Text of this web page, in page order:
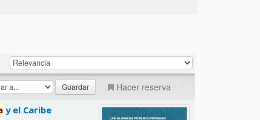
Hacer reserva
y el Caribe